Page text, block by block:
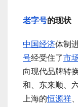
老字号的现状
中国经济体制
号经受住了市
向现代品牌转
和、东来顺、
上海的恒源祥